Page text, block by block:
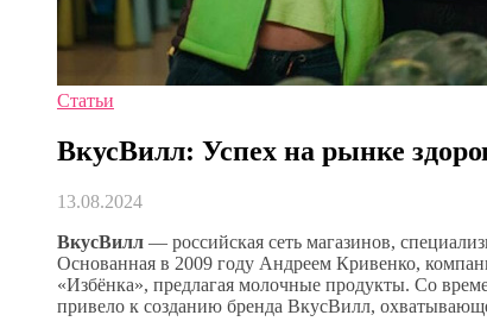
Статьи
ВкусВилл: Успех на рынке
13.08.2024
ВкусВилл — российская сеть магазинов,
Основанная в 2009 году Андреем Кривенко,
«Избёнка», предлагая молочные продукты. Со
привело к созданию бренда ВкусВилл,